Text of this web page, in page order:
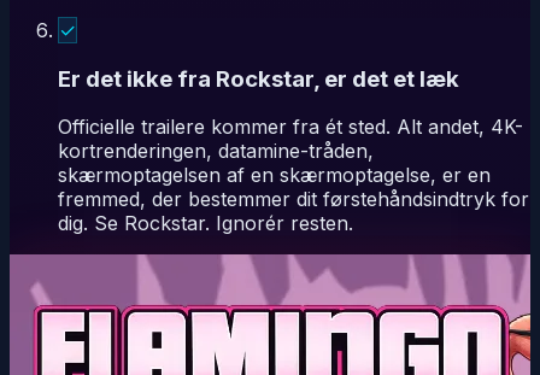
✓
Er det ikke fra Rockstar, er det et læk
Officielle trailere kommer fra ét sted. Alt andet, 4K-
kortrenderingen, datamine-tråden,
skærmoptagelsen af en skærmoptagelse, er en
fremmed, der bestemmer dit førstehåndsindtryk for
dig. Se Rockstar. Ignorér resten.